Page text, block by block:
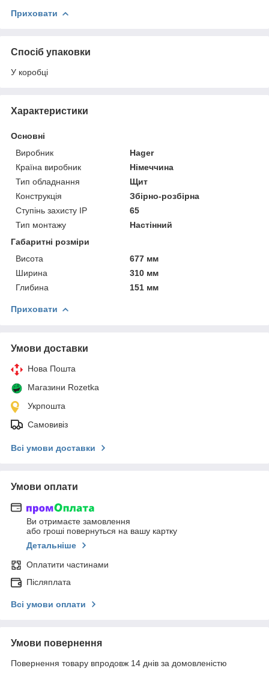
Приховати
Спосіб упаковки
У коробці
Характеристики
Основні
Виробник
Hager
Країна виробник
Німеччина
Тип обладнання
Щит
Конструкція
Збірно-розбірна
Ступінь захисту IP
65
Тип монтажу
Настінний
Габаритні розміри
Висота
677 мм
Ширина
310 мм
Глибина
151 мм
Приховати
Умови доставки
Нова Пошта
Магазини Rozetka
Укрпошта
Самовивіз
Всі умови доставки
Умови оплати
Ви отримаєте замовлення
або гроші повернуться на вашу картку
Детальніше
Оплатити частинами
Післяплата
Всі умови оплати
Умови повернення
Повернення товару впродовж 14 днів за домовленістю